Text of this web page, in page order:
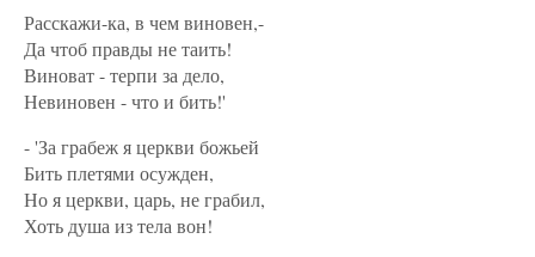
Расскажи-ка, в чем виновен,-
Да чтоб правды не таить!
Виноват - терпи за дело,
Невиновен - что и бить!'
- 'За грабеж я церкви божьей
Бить плетями осужден,
Но я церкви, царь, не грабил,
Хоть душа из тела вон!